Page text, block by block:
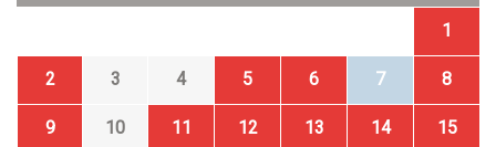
1
2 3 4 5 6 7 8
9 10 11 12 13 14 15